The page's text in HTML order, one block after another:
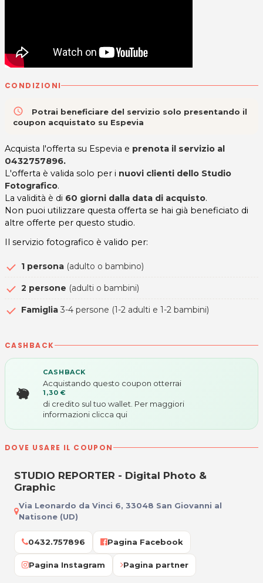
CONDIZIONI
access_time
Potrai beneficiare del servizio solo presentando il
coupon acquistato su Espevia
Acquista l'offerta su Espevia e prenota il servizio al
0432757896.
L'offerta è valida solo per i nuovi clienti dello Studio
Fotografico.
La validità è di 60 giorni dalla data di acquisto.
Non puoi utilizzare questa offerta se hai già beneficiato di
altre offerte per questo studio.
Il servizio fotografico è valido per:
1 persona (adulto o bambino)
2 persone (adulti o bambini)
Famiglia 3-4 persone (1-2 adulti e 1-2 bambini)
CASHBACK
CASHBACK
Acquistando questo coupon otterrai
1,30 €
di credito sul tuo wallet. Per maggiori
informazioni clicca qui
DOVE USARE IL COUPON
STUDIO REPORTER - Digital Photo &
Graphic
Via Leonardo da Vinci 6, 33048 San Giovanni al
Natisone (UD)
0432.757896 Pagina Facebook
Pagina Instagram Pagina partner